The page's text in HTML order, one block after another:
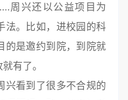
周兴还以公益项目为
法。比如，进校园的科
的是邀约到院，到院就
有了。
看到了很多不合规的